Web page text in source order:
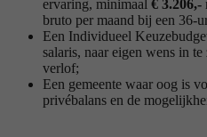
ervaring, minimaal € 3.206,-
bruto per maand bij een 36-
Een Individueel
salaris, naar eigen wens in
verlof;
Een gemeente waar oog is
privébalans en de